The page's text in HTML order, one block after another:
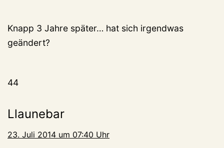
Knapp 3 Jahre später… hat sich irgendwas
geändert?
44
Llaunebar
23. Juli 2014 um 07:40 Uhr